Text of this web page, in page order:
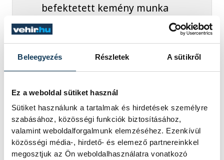
Beleegyezés Részletek A sütikről
Ez a weboldal sütiket használ
Sütiket használunk a tartalmak és hirdetések személyre
szabásához, közösségi funkciók biztosításához,
valamint weboldalforgalmunk elemzéséhez. Ezenkívül
közösségi média-, hirdető- és elemező partnereinkkel
megosztjuk az Ön weboldalhasználatra vonatkozó
befektetett kemény munka
pedig kifizetődött,
rengeteget fejlődtünk,
különösen mentálisan. Attól
függetlenül, hogy ki az
hogy harcba szálljunk vele.
Felidézte, hazai pályán, Debrecenben